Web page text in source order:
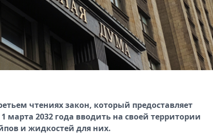
чтениях закон, который предоставляет
марта 2032 года вводить на своей территории
и жидкостей для них.